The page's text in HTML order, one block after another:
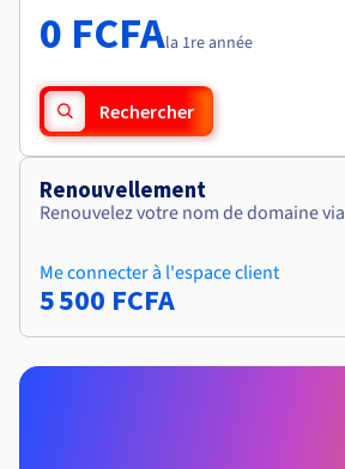
0 FCFAla 1re année
Rechercher
Renouvellement
Renouvelez votre nom de domaine
Me connecter à l'espace client
5 500 FCFA